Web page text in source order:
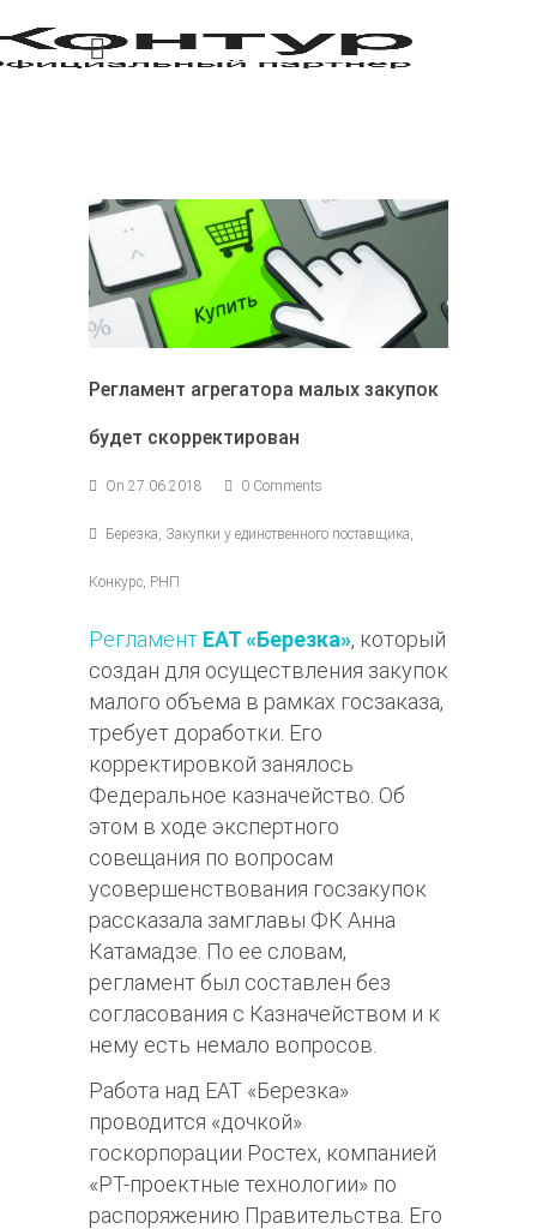
Регламент агрегатора малых закупок
будет скорректирован
On 27.06.2018 0 Comments
Березка, Закупки у единственного поставщика,
Конкурс, РНП
Регламент ЕАТ «Березка», который
создан для осуществления закупок
малого объема в рамках госзаказа,
требует доработки. Его
корректировкой занялось
Федеральное казначейство. Об
этом в ходе экспертного
совещания по вопросам
усовершенствования госзакупок
рассказала замглавы ФК Анна
Катамадзе. По ее словам,
регламент был составлен без
согласования с Казначейством и к
нему есть немало вопросов.
Работа над ЕАТ «Березка»
проводится «дочкой»
госкорпорации Ростех, компанией
«РТ-проектные технологии» по
распоряжению Правительства. Его